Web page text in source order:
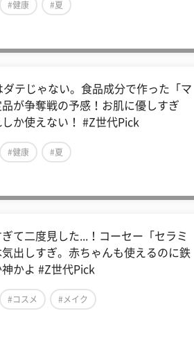
#健康 #夏
ダテじゃない。食品成分で作った「マ
が争奪戦の予感！お肌に優しすぎ
か使えない！ #Z世代Pick
#健康 #夏
て二度見した...！コーセー「セラミ
出しすぎ。赤ちゃんも使えるのに鉄
かよ #Z世代Pick
#コスメ #メイク